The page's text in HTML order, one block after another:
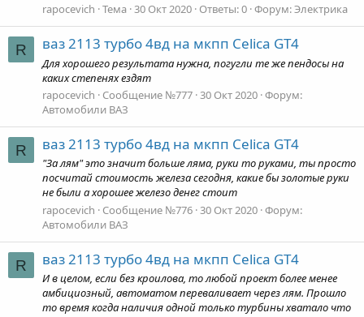
rapocevich Тема 30 Окт 2020 Ответы: 0 Форум:Электрика
R ваз 2113 турбо 4вд на мкпп Celica GT4
Для хорошего результата нужна, погугли те же пендосы на
каких степенях ездят
rapocevich
Сообщение №777 30 Окт 2020 Форум:
Автомобили ВАЗ
R ваз 2113 турбо 4вд на мкпп Celica GT4
"За лям" это значит больше ляма, руки то руками, ты просто
посчитай стоимость железа сегодня, какие бы золотые руки
не были а хорошее железо денег стоит
rapocevich
Сообщение №776 30 Окт 2020 Форум:
Автомобили ВАЗ
R ваз 2113 турбо 4вд на мкпп Celica GT4
И в целом, если без кроилова, то любой проект более менее
амбициозный, автоматом переваливает через лям. Прошло
то время когда наличия одной только турбины хватало что